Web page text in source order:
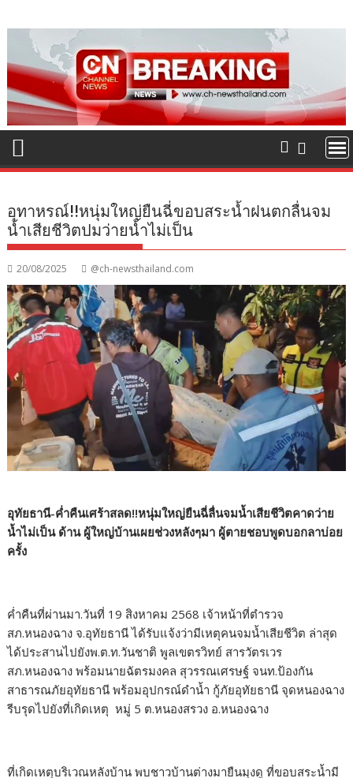
to
content
อุทาหรณ์!!หนุ่มใหญ่ยืนฉี่ขอบสระน้ำฝนตกลื่นจม
น้ำเสียชีวิตปมว่ายน้ำไม่เป็น
20/08/2025 @ch-newsthailand.com
อุทัยธานี-ค่ำคืนเศร้าสลด!!หนุ่มใหญ่ยืนฉี่ลื่นจมน้ำเสียชีวิตคาดว่าย
น้ำไม่เป็น ด้าน ผู้ใหญ่บ้านเผยช่วงหลังๆมา ผู้ตายชอบพูดบอกลาบ่อย
ครั้ง
ค่ำคืนที่ผ่านมา.วันที่ 19 สิงหาคม 2568 เจ้าหน้าที่ตำรวจ
สภ.หนองฉาง จ.อุทัยธานี ได้รับแจ้งว่ามีเหตุคนจมน้ำเสียชีวิต ล่าสุด
ได้ประสานไปยังพ.ต.ท.วันชาติ พูลเขตรวิทย์ สารวัตรเวร
สภ.หนองฉาง พร้อมนายฉัตรมงคล สุวรรณเศรษฐ์ จนท.ป้องกัน
สาธารณภัยอุทัยธานี พร้อมอุปกรณ์ดำน้ำ กู้ภัยอุทัยธานี จุดหนองฉาง
รีบรุดไปยังที่เกิดเหตุ หมู่ 5 ต.หนองสรวง อ.หนองฉาง
ที่เกิดเหตุบริเวณหลังบ้าน พบชาวบ้านต่างมายืนมุงดู ที่ขอบสระน้ำมี